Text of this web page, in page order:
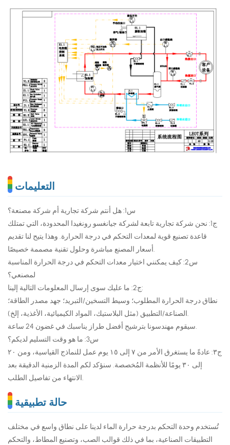
التعليمات
س1: هل أنتم شركة تجارية أم شركة مصنعة؟
ج1: نحن شركة تجارية تابعة لشركة جيانغسو رونغيدا المحدودة، التي تمتلك
قاعدة تصنيع قوية لمعدات التحكم في درجة الحرارة. وهذا يتيح لنا تقديم
أسعار المصنع مباشرة وحلول تقنية مصممة خصيصًا.
س2: كيف يمكنني اختيار معدات التحكم في درجة الحرارة المناسبة
لمصنعي؟
ج2: ما عليك سوى إرسال المعلومات التالية إلينا:
نطاق درجة الحرارة المطلوب؛ وسيط التسخين/التبريد؛ جهد مصدر الطاقة؛
الصناعة/التطبيق (مثل البلاستيك، المواد الكيميائية، الأغذية، إلخ).
سيقوم مهندسونا بترشيح أفضل طراز يناسبك في غضون 24 ساعة.
س3: ما هو وقت التسليم لديكم؟
ج٣: عادةً ما يستغرق الأمر من ٧ إلى ١٥ يوم عمل للنماذج القياسية، ومن ٢٠
إلى ٣٠ يومًا للأنظمة المُخصصة. سنؤكد لكم المدة الزمنية الدقيقة بعد
الانتهاء من تفاصيل الطلب.
حالة تطبيقية
تُستخدم وحدة التحكم بدرجة حرارة الماء لدينا على نطاق واسع في مختلف
التطبيقات الصناعية، بما في ذلك قوالب الصب، وتصنيع المطاط، والتحكم